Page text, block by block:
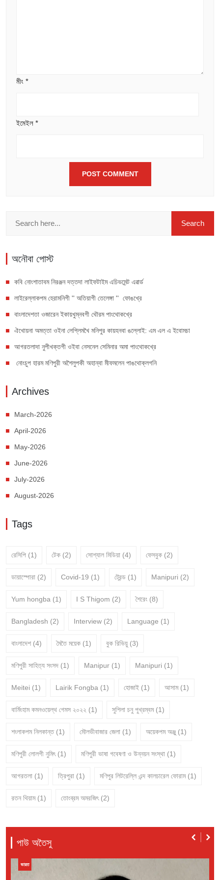
মীং *
ইমেইল *
অনৌবা পোস্ট
কবি নোংশাতাবম নিরঞ্জন দত্তদা লাইফটাইম এচিভমেন্ট এৱার্ড
লাইরেল্লাকপম হেরামনিগী '' অতিয়াগী তেলেঙ্গা '' ফোঙখ্রে
বাংলাদেশতা ওজারেন ইকায়খুম্নবগী থৌরম পাংথোকখ্রে
ঐখোয়না অমত্তা ওইনা লেপ্লিমখৈ মনিপুর কায়হনবা ঙল্লোই: এম এল এ ইবোমচা
আগরতলাদা নুপীখক্তগী ওইবা নেসনেল সেমিনার অমা পাংথোকখ্রে
নোংচুপ হারম মণিপুরী অশৈলুপকী অহান্বা মীফমলেন পাঙথোক্লগনি
Archives
March-2026
April-2026
May-2026
June-2026
July-2026
August-2026
Tags
রেসিপি (1) টেক (2) সোশ্যাল মিডিয়া (4) ফেসবুক (2)
ডায়াস্পোরা (2) Covid-19 (1) ট্রেন্ড (1) Manipuri (2)
Yum hongba (1) I S Thigom (2) শৈরেং (8)
Bangladesh (2) Interview (2) Language (1)
বাংলাদেশ (4) মৈতৈ ময়েক (1) বুক রিভিয়ু (3)
মণিপুরী সাহিত্য সংসদ (1) Manipur (1) Manipuri (1)
Meitei (1) Lairik Fongba (1) হোজাই (1) আসাম (1)
বার্মিংহাম কমনওয়েল্থ গেমস ২০২২ (1) সুশিলা চনু পুখ্রম্বম (1)
শংলাকপম নিলকান্ত (1) মৌলভীবাজার জেলা (1) অয়েকপম অঞ্জু (1)
মণিপুরী লোলগী নুমিৎ (1) মণিপুরী ভাষা গবেষণা ও উন্নয়ন সংস্থা (1)
আগরতলা (1) ত্রিপুরা (1) মণিপুর লিটরেল্লি এন্দ কালচারেল ফোরাম (1)
রতন থিয়াম (1) তোংব্রম অমরজিৎ (2)
পাউ অতৈসু